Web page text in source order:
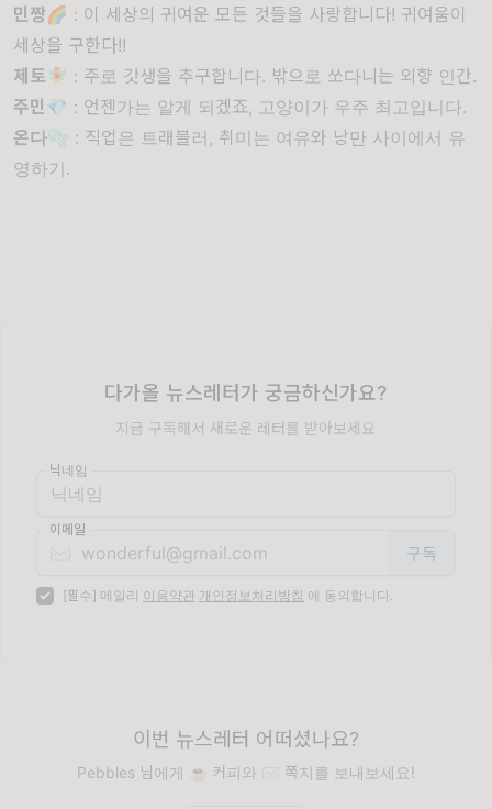
민짱🌈 : 이 세상의 귀여운 모든 것들을 사랑합니다! 귀여움이
세상을 구한다!!
제토🧚 : 주로 갓생을 추구합니다. 밖으로 쏘다니는 외향 인간.
주민💎 : 언젠가는 알게 되겠죠, 고양이가 우주 최고입니다.
온다🫧 : 직업은 트래블러, 취미는 여유와 낭만 사이에서 유
영하기.
다가올 뉴스레터가 궁금하신가요?
지금 구독해서 새로운 레터를 받아보세요
닉네임
이메일
✉️
[필수] 메일리 이용약관 개인정보처리방침 에 동의합니다.
이번 뉴스레터 어떠셨나요?
Pebbles 님에게 ☕️ 커피와 ✉️ 쪽지를 보내보세요!